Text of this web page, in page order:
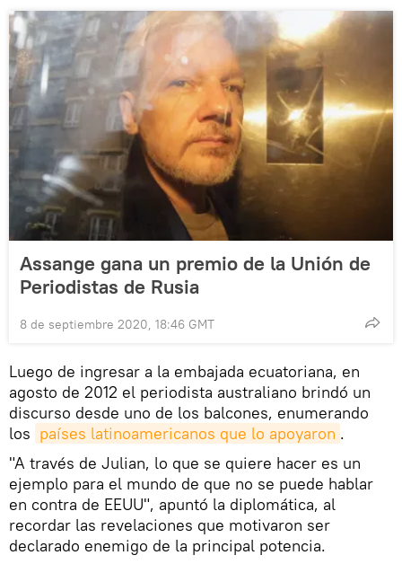
Assange gana un premio de la Unión de
Periodistas de Rusia
8 de septiembre 2020, 18:46 GMT
Luego de ingresar a la embajada ecuatoriana, en
agosto de 2012 el periodista australiano brindó un
discurso desde uno de los balcones, enumerando
los países latinoamericanos que lo apoyaron .
"A través de Julian, lo que se quiere hacer es un
ejemplo para el mundo de que no se puede hablar
en contra de EEUU", apuntó la diplomática, al
recordar las revelaciones que motivaron ser
declarado enemigo de la principal potencia.